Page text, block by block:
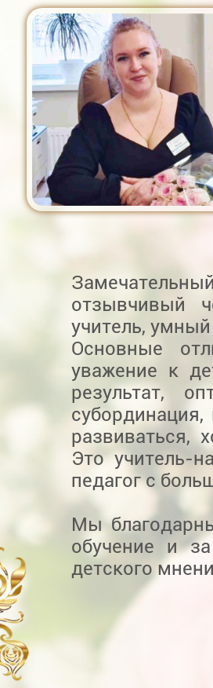
отзывчивый
учитель,
Основные
уважение к
результат,
субординация,
развиваться,
Это учитель-
педагог с
Мы
обучение и
детского